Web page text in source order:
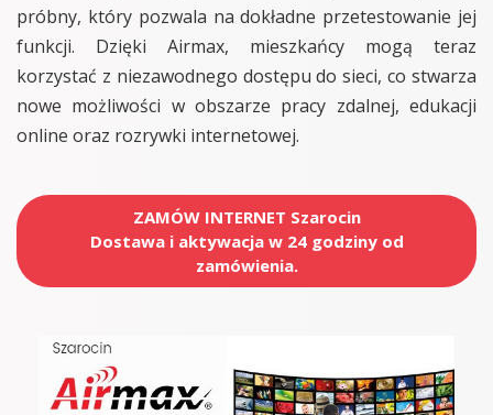
próbny, który pozwala na dokładne przetestowanie jej
funkcji. Dzięki Airmax, mieszkańcy mogą teraz
korzystać z niezawodnego dostępu do sieci, co stwarza
nowe możliwości w obszarze pracy zdalnej, edukacji
online oraz rozrywki internetowej.
ZAMÓW INTERNET Szarocin
Dostawa i aktywacja w 24 godziny od
zamówienia.